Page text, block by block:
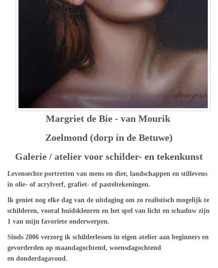
Margriet de Bie - van Mourik
Zoelmond (dorp in de Betuwe)
Galerie / atelier voor schilder- en tekenkunst
Levensechte portretten van mens en dier, landschappen en stillevens
in olie- of acrylverf, grafiet- of pasteltekeningen.
Ik geniet nog elke dag van de uitdaging om zo realistisch mogelijk te
schilderen, vooral huidskleuren en het spel van licht en schaduw zijn
1 van mijn favoriete onderwerpen.
Sinds 2006 verzorg ik schilderlessen in eigen atelier aan beginners en
gevorderden op maandagochtend, woensdagochtend
en donderdagavond.